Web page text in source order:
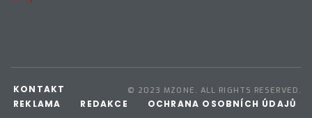
© 2023 MZONE. ALL RIGHTS RESERVED.
KONTAKT
REKLAMA
REDAKCE OCHRANA OSOBNÍCH ÚDAJŮ